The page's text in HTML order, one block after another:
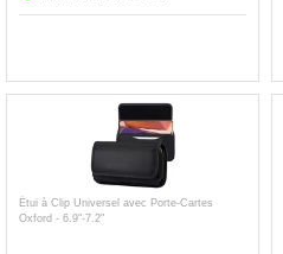
Étui à Clip Universel avec Porte-Cartes
Oxford - 6.9"-7.2"